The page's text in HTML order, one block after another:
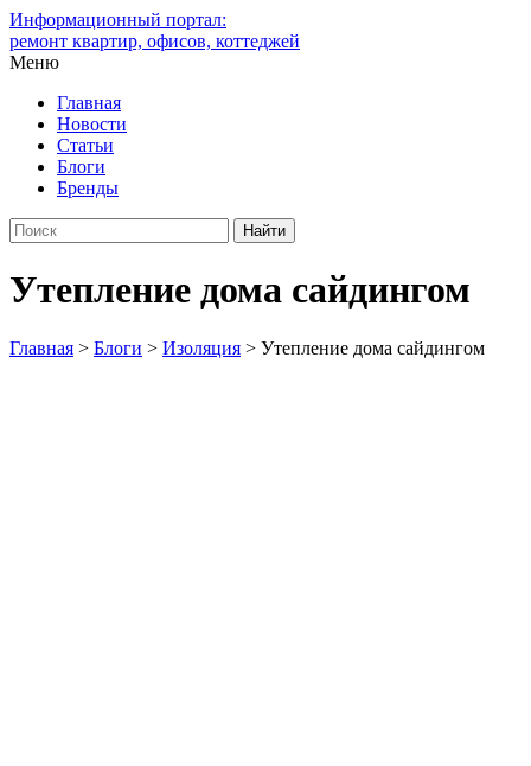
Информационный портал:
ремонт квартир, офисов, коттеджей
Меню
Главная
Новости
Статьи
Блоги
Бренды
Утепление дома сайдингом
Главная > Блоги > Изоляция > Утепление дома сайдингом